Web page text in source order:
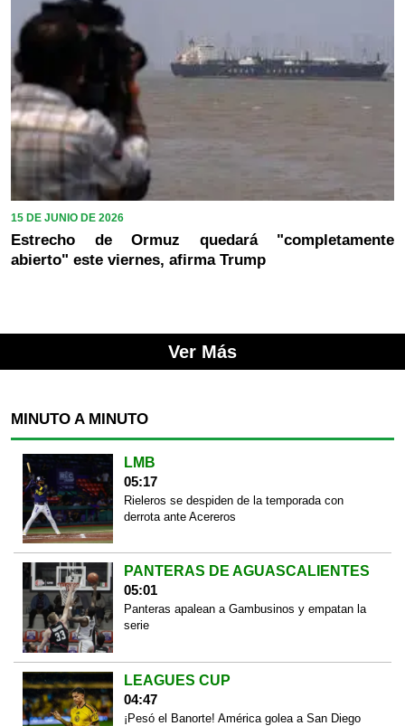
15 DE JUNIO DE 2026
Estrecho de Ormuz quedará "completamente
abierto" este viernes, afirma Trump
Ver Más
MINUTO A MINUTO
LMB
05:17
Rieleros se despiden de la temporada con
derrota ante Acereros
PANTERAS DE AGUASCALIENTES
05:01
Panteras apalean a Gambusinos y empatan la
serie
LEAGUES CUP
04:47
¡Pesó el Banorte! América golea a San Diego